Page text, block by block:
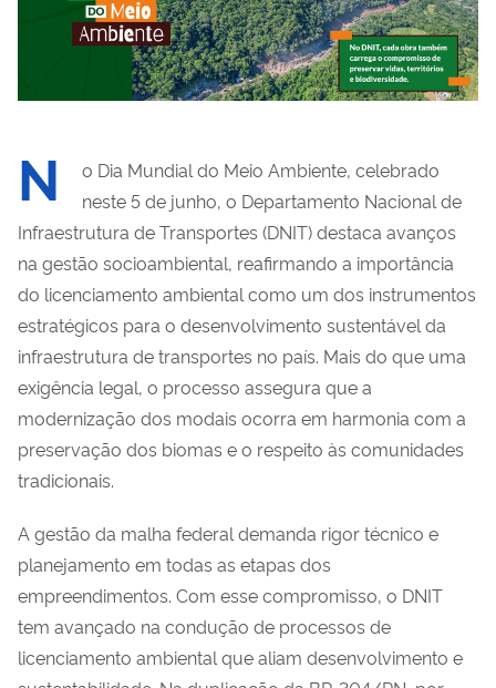
N
o Dia Mundial do Meio Ambiente, celebrado
neste 5 de junho, o Departamento Nacional de
Infraestrutura de Transportes (DNIT) destaca avanços
na gestão socioambiental, reafirmando a importância
do licenciamento ambiental como um dos instrumentos
estratégicos para o desenvolvimento sustentável da
infraestrutura de transportes no país. Mais do que uma
exigência legal, o processo assegura que a
modernização dos modais ocorra em harmonia com a
preservação dos biomas e o respeito às comunidades
tradicionais.
A gestão da malha federal demanda rigor técnico e
planejamento em todas as etapas dos
empreendimentos. Com esse compromisso, o DNIT
tem avançado na condução de processos de
licenciamento ambiental que aliam desenvolvimento e